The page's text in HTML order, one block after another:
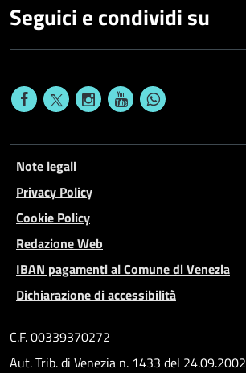
Seguici e condividi su
Note legali
Privacy Policy
Cookie Policy
Redazione Web
IBAN pagamenti al Comune di Venezia
Dichiarazione di accessibilità
C.F. 00339370272
Aut. Trib. di Venezia n. 1433 del 24.09.2002